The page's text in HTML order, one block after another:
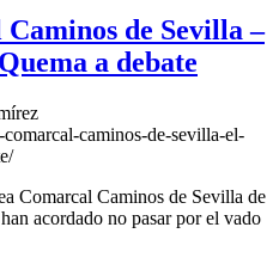
de Sevilla –
a debate
caminos-de-sevilla-el-
Comarcal Caminos de Sevilla de
acordado no pasar por el vado